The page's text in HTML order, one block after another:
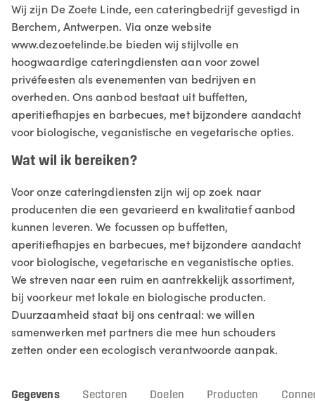
Wij zijn De Zoete Linde, een cateringbedrijf gevestigd in
Berchem, Antwerpen. Via onze website
www.dezoetelinde.be bieden wij stijlvolle en
hoogwaardige cateringdiensten aan voor zowel
privéfeesten als evenementen van bedrijven en
overheden. Ons aanbod bestaat uit buffetten,
aperitiefhapjes en barbecues, met bijzondere aandacht
voor biologische, veganistische en vegetarische opties.
Wat wil ik bereiken?
Voor onze cateringdiensten zijn wij op zoek naar
producenten die een gevarieerd en kwalitatief aanbod
kunnen leveren. We focussen op buffetten,
aperitiefhapjes en barbecues, met bijzondere aandacht
voor biologische, vegetarische en veganistische opties.
We streven naar een ruim en aantrekkelijk assortiment,
bij voorkeur met lokale en biologische producten.
Duurzaamheid staat bij ons centraal: we willen
samenwerken met partners die mee hun schouders
zetten onder een ecologisch verantwoorde aanpak.
Gegevens Sectoren Doelen Producten